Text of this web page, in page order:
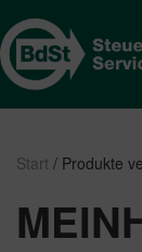
Start / Produkte